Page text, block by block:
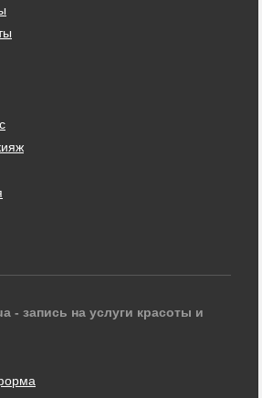
- запись на услуги красоты и